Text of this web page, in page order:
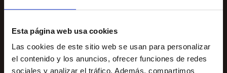
Esta página web usa cookies
Las cookies de este sitio web se usan para personalizar
el contenido y los anuncios, ofrecer funciones de redes
sociales y analizar el tráfico. Además, compartimos
de los agricultores de alternativas rentables y que no
supongan riesgos. La introducción de modernas técnicas de
cultivo asegura producciones de nuez PECANA, combinando
ambas rentabilidad y seguridad.